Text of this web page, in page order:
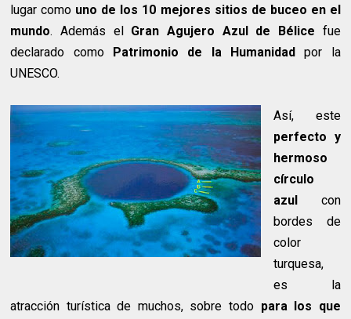
lugar como uno de los 10 mejores sitios de buceo en el
mundo. Además el Gran Agujero Azul de Bélice fue
declarado como Patrimonio de la Humanidadpor la
UNESCO.
Así, este
perfecto y
hermoso
círculo
azul con
bordes de
color
turquesa,
es la
atracción turística de muchos, sobre todo para los que